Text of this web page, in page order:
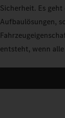
Sicherheit. Es
Aufbaulösungen,
entsteht, wenn